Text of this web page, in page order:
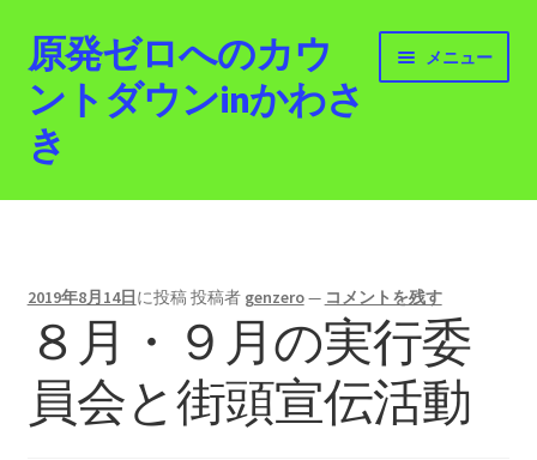
ナ
ビ
ゲ
ー
シ
キ
ッ
コ
ン
テ
ン
ツ
プ
原発ゼロへのカウ
ントダウンinかわさ
き
メニュー
ホーム
活動紹介
2012.3.11 「原発ゼロへのカウントダウンinかわさ
き」「原発ゼロへの行進！誰でもデモ！」
2019年8月14日に投稿投稿者 genzero— コメントを残す
８月・９月の実行委
員会と街頭宣伝活動